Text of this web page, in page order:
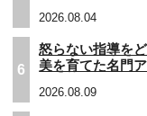
2026.08.04
6
怒らない指導を
美を育てた名門
2026.08.09